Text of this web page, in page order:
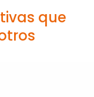
que